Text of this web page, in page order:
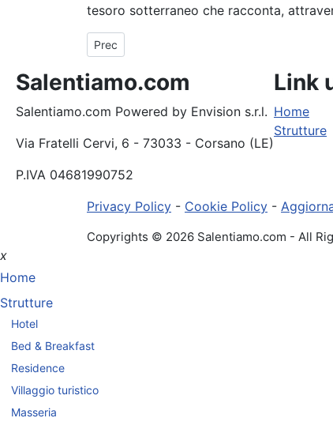
tesoro sotterraneo che racconta,
Articolo precedente: Città vecchia di Taranto:
Prec
Salentiamo.com
Salentiamo.com Powered by Envision s.r.l.
Via Fratelli Cervi, 6 - 73033 - Corsano (LE)
P.IVA 04681990752
Link
Home
Strutture
Privacy Policy - Cookie Policy -
Copyrights © 2026 Salentiamo.com - All
x
Home
Strutture
Hotel
Bed & Breakfast
Residence
Villaggio turistico
Masseria